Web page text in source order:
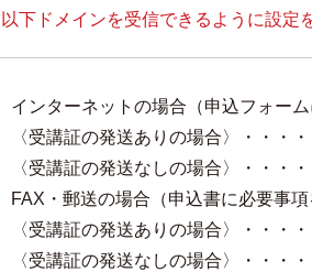
以下ドメインを受信できるように設定
インターネットの場合（申込フォー
〈受講証の発送ありの場合〉・・
〈受講証の発送なしの場合〉・・・
FAX・郵送の場合（申込書に必要事項
〈受講証の発送ありの場合〉・・・
〈受講証の発送なしの場合〉・・・